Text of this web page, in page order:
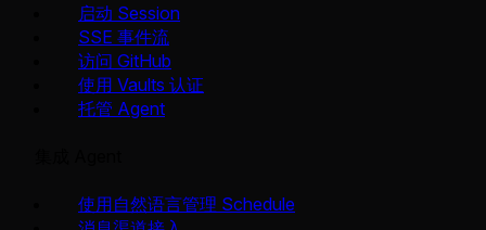
启动 Session
SSE 事件流
访问 GitHub
使用 Vaults 认证
托管 Agent
使用自然语言管理 Schedule